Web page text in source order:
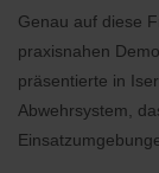
Genau auf diese
praxisnahen
präsentierte in
Abwehrsystem,